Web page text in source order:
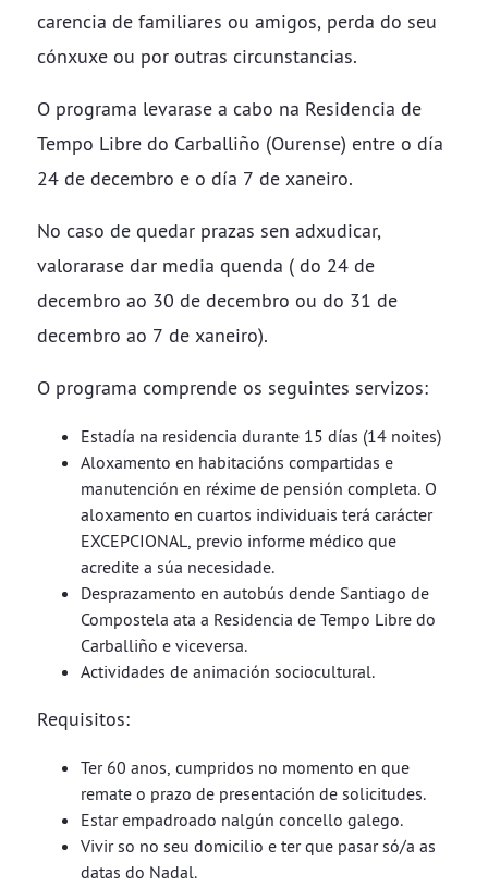
carencia de familiares ou amigos, perda do seu
cónxuxe ou por outras circunstancias.
O programa levarase a cabo na Residencia de
Tempo Libre do Carballiño (Ourense) entre o día
24 de decembro e o día 7 de xaneiro.
No caso de quedar prazas sen adxudicar,
valorarase dar media quenda ( do 24 de
decembro ao 30 de decembro ou do 31 de
decembro ao 7 de xaneiro).
O programa comprende os seguintes servizos:
Estadía na residencia durante 15 días (14 noites)
Aloxamento en habitacións compartidas e
manutención en réxime de pensión completa. O
aloxamento en cuartos individuais terá carácter
EXCEPCIONAL, previo informe médico que
acredite a súa necesidade.
Desprazamento en autobús dende Santiago de
Compostela ata a Residencia de Tempo Libre do
Carballiño e viceversa.
Actividades de animación sociocultural.
Requisitos:
Ter 60 anos, cumpridos no momento en que
remate o prazo de presentación de solicitudes.
Estar empadroado nalgún concello galego.
Vivir so no seu domicilio e ter que pasar só/a as
datas do Nadal.